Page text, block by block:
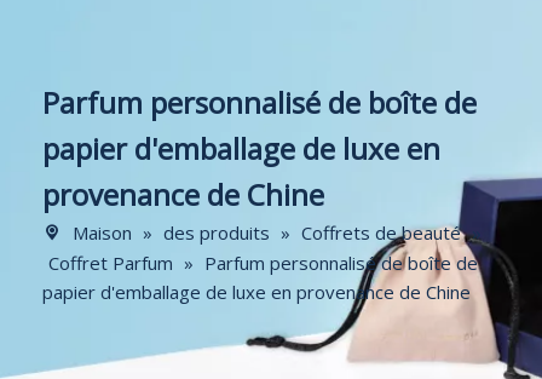
Parfum personnalisé de boîte de
papier d'emballage de luxe en
provenance de Chine
Maison » des produits » Coffrets de beauté »
Coffret Parfum » Parfum personnalisé de boîte de
papier d'emballage de luxe en provenance de Chine